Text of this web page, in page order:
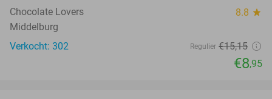
Chocolate Lovers 8.8 star
Middelburg
Verkocht: 302
Regulier €15,15
€8,95